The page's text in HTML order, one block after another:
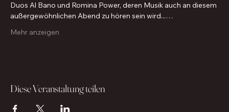
Duos Al Bano und Romina Power, deren Musik auch an diesem
außergewöhnlichen Abend zu hören sein wird...…
Mehr anzeigen
Diese Veranstaltung teilen